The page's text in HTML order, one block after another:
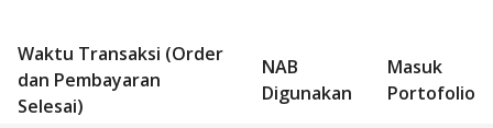
Waktu Transaksi (Order
dan Pembayaran
Selesai)
NAB
Digunakan
Masuk
Portofolio